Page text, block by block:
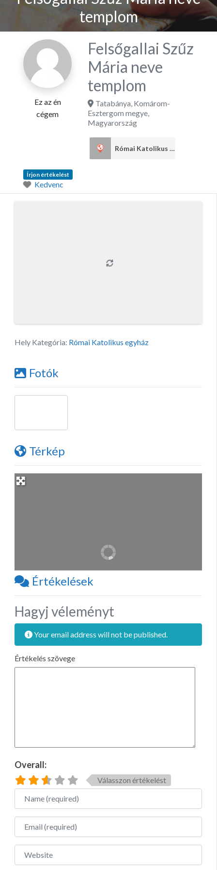
templom
Ez az én
cégem
Felsőgallai Szűz
Mária neve
templom
Tatabánya, Komárom-
Esztergom megye,
Magyarország
Római Katolikus egyház
Írjon értékelést
Kedvenc
Hely Kategória: Római Katolikus egyház
Fotók
Térkép
Értékelések
Hagyj véleményt
Your email address will not be published.
Értékelés szövege
Overall:
Válasszon értékelést
Name
Email
Website